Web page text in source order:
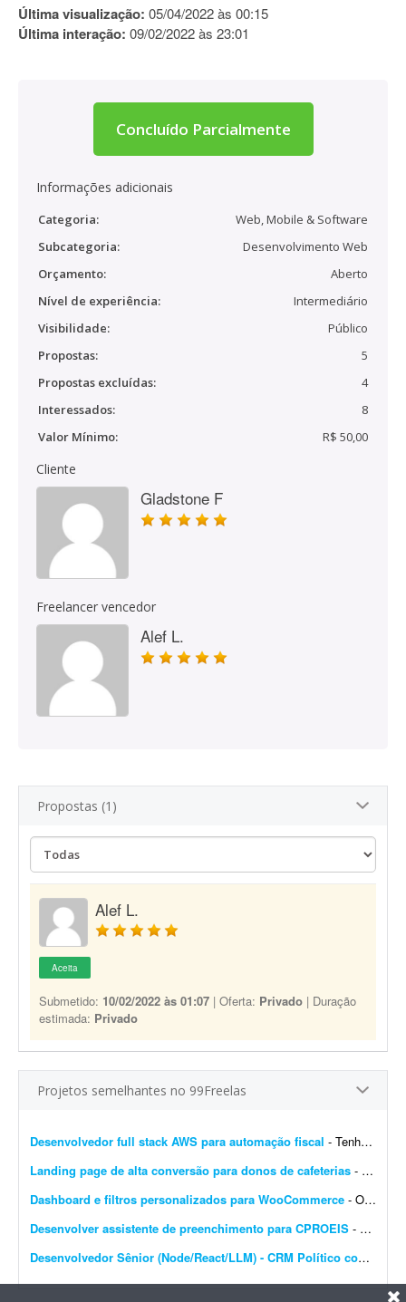
Última visualização: 05/04/2022 às 00:15
Última interação: 09/02/2022 às 23:01
Concluído Parcialmente
Informações adicionais
Categoria:
Web, Mobile & Software
Subcategoria:
Desenvolvimento Web
Orçamento:
Aberto
Nível de experiência:
Intermediário
Visibilidade:
Público
Propostas:
5
Propostas excluídas:
4
Interessados:
8
Valor Mínimo:
R$ 50,00
Cliente
Gladstone F
Freelancer vencedor
Alef L.
Propostas (1)
Alef L.
Aceita
Submetido: 10/02/2022 às 01:07 | Oferta: Privado | Duração
estimada: Privado
Projetos semelhantes no 99Freelas
Desenvolvedor full stack AWS para automação fiscal - Tenho uma plataforma de automação fiscal rodando em AWS - ela pega os dados do sistema do cliente, calcula os impostos e emite a nota fiscal automaticamente. Preciso de alguém...
Landing page de alta conversão para donos de cafeterias - Sou gestor de tráfego especializado em cafeterias e cafés e preciso de uma landing page de alta conversão para captar leads (donos de cafeterias) que chegam pelos meus an&uacut...
Dashboard e filtros personalizados para WooCommerce - Olá pessoal, Preciso transformar o dashboard padrão do WooCommerce em um painel diferenciado para clientes e vendedores; procuro solução via plugin ou via código...
Desenvolver assistente de preenchimento para CPROEIS - Buscamos um desenvolvedor experiente para criar uma solução de automação assistida para o processo de preenchimento de dados no sistema CPROEIS. O objetivo principal &ea...
Desenvolvedor Sênior (Node/React/LLM) - CRM Político com IA e WhatsApp